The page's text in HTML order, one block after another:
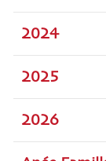
2024
2025
2026